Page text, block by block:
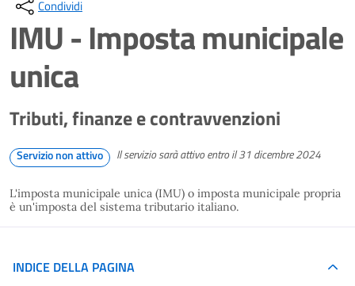
Condividi
IMU - Imposta municipale
unica
Tributi, finanze e contravvenzioni
Servizio non attivo Il servizio sarà attivo entro il 31 dicembre 2024
L'imposta municipale unica (IMU) o imposta municipale propria
è un'imposta del sistema tributario italiano.
INDICE DELLA PAGINA